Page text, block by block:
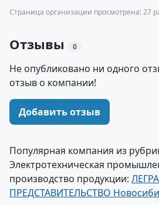
Страница организации просмотрена: 27
Отзывы 0
Не опубликовано ни одного
отзыв о компании!
Добавить отзыв
Популярная компания из
Электротехническая
производство продукции:
ПРЕДСТАВИТЕЛЬСТВО